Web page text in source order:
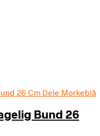
Bund 26